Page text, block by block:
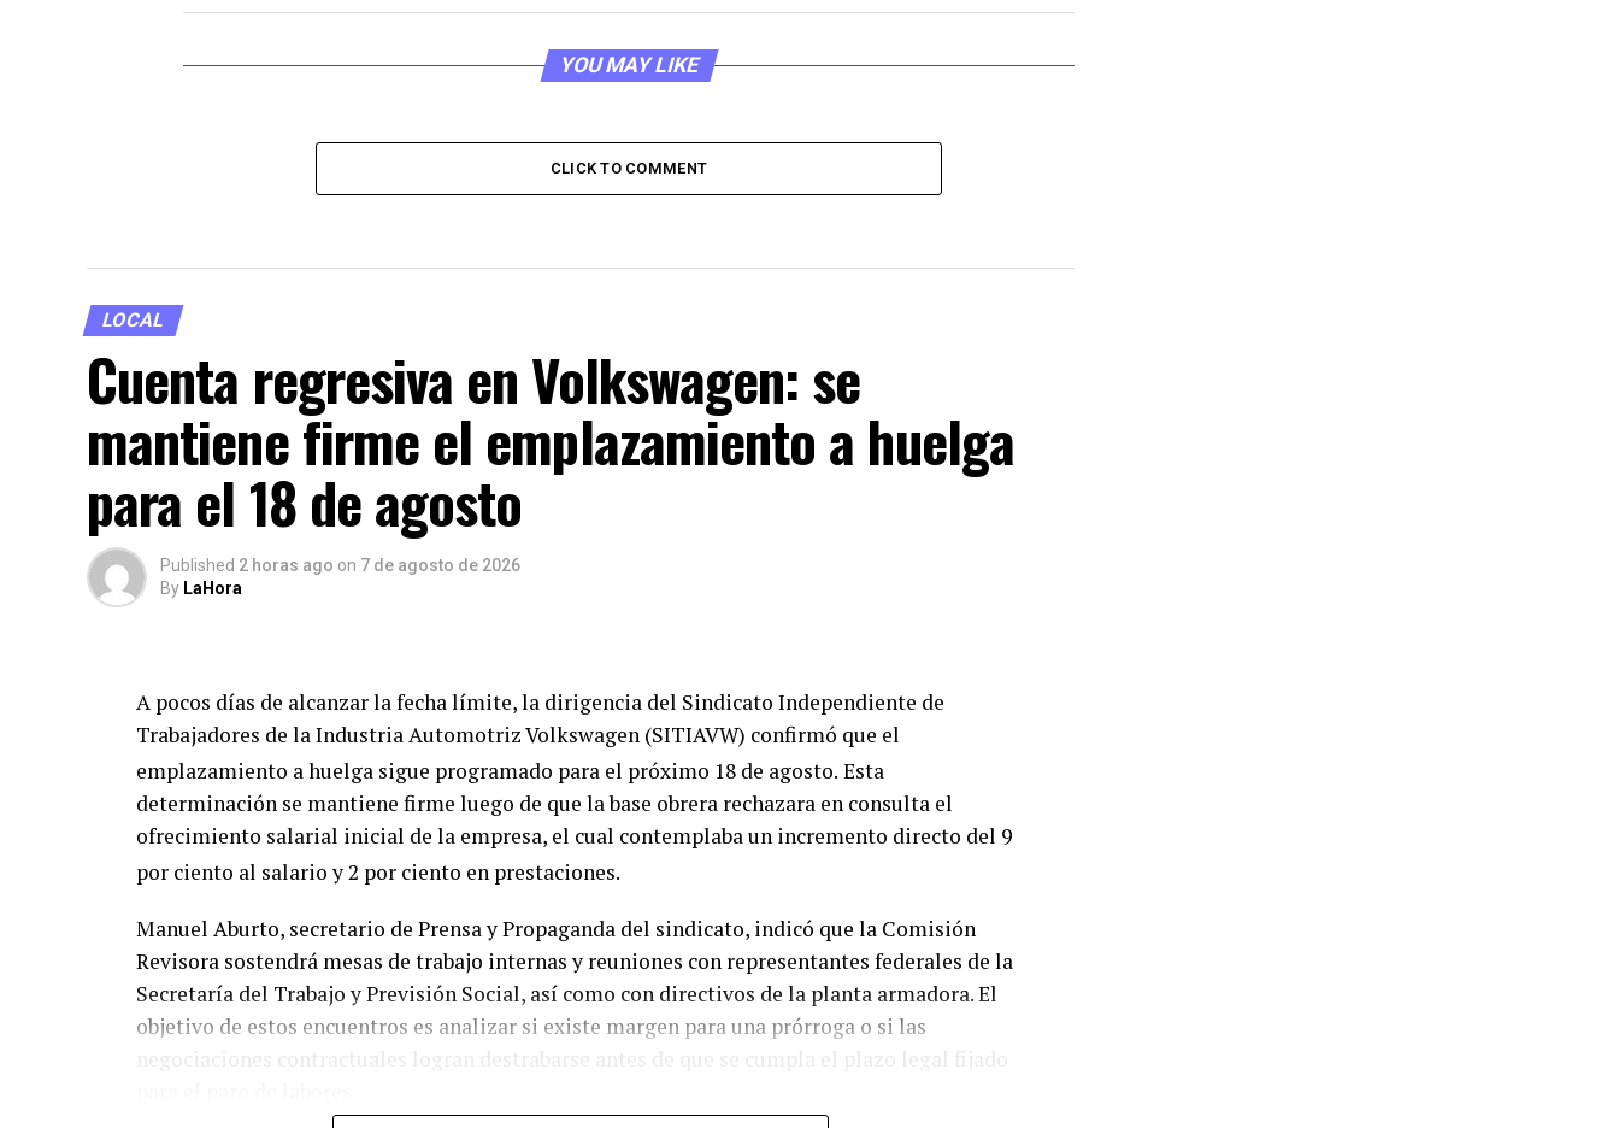
YOU MAY LIKE
CLICK TO COMMENT
LOCAL
Cuenta regresiva en Volkswagen: se
mantiene firme el emplazamiento a huelga
para el 18 de agosto
Published 2 horas ago on 7 de agosto de 2026
By LaHora
A pocos días de alcanzar la fecha límite, la dirigencia del Sindicato Independiente de
Trabajadores de la Industria Automotriz Volkswagen (SITIAVW) confirmó que el
emplazamiento a huelga sigue programado para el próximo 18 de agosto. Esta
determinación se mantiene firme luego de que la base obrera rechazara en consulta el
ofrecimiento salarial inicial de la empresa, el cual contemplaba un incremento directo del 9
por ciento al salario y 2 por ciento en prestaciones.
Manuel Aburto, secretario de Prensa y Propaganda del sindicato, indicó que la Comisión
Revisora sostendrá mesas de trabajo internas y reuniones con representantes federales de la
Secretaría del Trabajo y Previsión Social, así como con directivos de la planta armadora. El
objetivo de estos encuentros es analizar si existe margen para una prórroga o si las
negociaciones contractuales logran destrabarse antes de que se cumpla el plazo legal fijado